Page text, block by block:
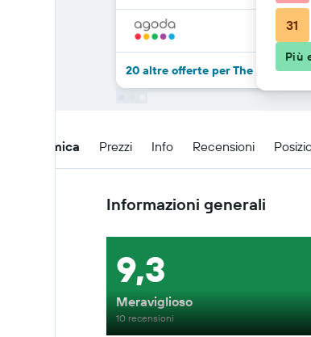
20 altre offerte per The Parkside
Panoramica Prezzi Info Recensioni
Informazioni generali
9,3
Meraviglioso
10 recensioni
31
Più